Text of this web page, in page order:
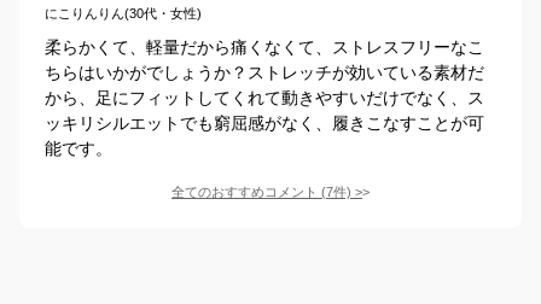
にこりんりん(30代・女性)
柔らかくて、軽量だから痛くなくて、ストレスフリーなこ
ちらはいかがでしょうか？ストレッチが効いている素材だ
から、足にフィットしてくれて動きやすいだけでなく、ス
ッキリシルエットでも窮屈感がなく、履きこなすことが可
能です。
全てのおすすめコメント (7件) >